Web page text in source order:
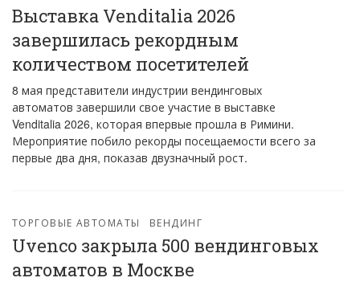
Выставка Venditalia 2026
завершилась рекордным
количеством посетителей
8 мая представители индустрии вендинговых
автоматов завершили свое участие в выставке
Venditalia 2026, которая впервые прошла в Римини.
Мероприятие побило рекорды посещаемости всего за
первые два дня, показав двузначный рост.
ТОРГОВЫЕ АВТОМАТЫ ВЕНДИНГ
Uvenco закрыла 500 вендинговых
автоматов в Москве